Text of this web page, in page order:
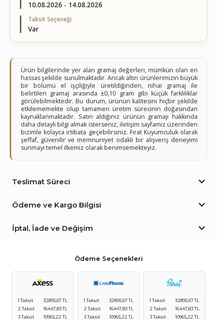
10.08.2026 - 14.08.2026
Taksit Seçeneği
Var
Ürün bilgilerinde yer alan gramaj değerleri, mümkün olan en
hassas şekilde sunulmaktadır. Ancak altın ürünlerimizin büyük
bir bölümü el işçiliğiyle üretildiğinden, nihai gramaj ile
belirtilen gramaj arasında ±0,10 gram gibi küçük farklılıklar
görülebilmektedir. Bu durum, ürünün kalitesini hiçbir şekilde
etkilememekte olup tamamen üretim sürecinin doğasından
kaynaklanmaktadır. Satın aldığınız ürünün gramajı hakkında
daha detaylı bilgi almak isterseniz, iletişim sayfamız üzerinden
bizimle kolayca irtibata geçebilirsiniz. Fırat Kuyumculuk olarak
şeffaf, güvenilir ve memnuniyet odaklı bir alışveriş deneyimi
sunmayı temel ilkemiz olarak benimsemekteyiz.
Teslimat Süreci
Ödeme ve Kargo Bilgisi
İptal, İade ve Değişim
Ödeme Seçenekleri
1 Taksit
32895,67 TL
2 Taksit
16447,83 TL
3 Taksit
10965,22 TL
1 Taksit
32895,67 TL
2 Taksit
16447,83 TL
3 Taksit
10965,22 TL
1 Taksit
32895,67 TL
2 Taksit
16447,83 TL
3 Taksit
10965,22 TL